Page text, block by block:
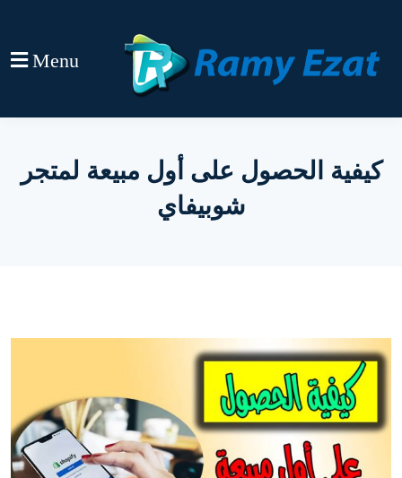
Menu
كيفية الحصول على أول مبيعة لمتجر
شوبيفاي